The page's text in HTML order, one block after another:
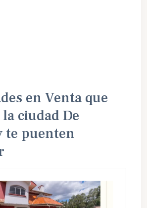
en Venta que
ciudad De
te puenten